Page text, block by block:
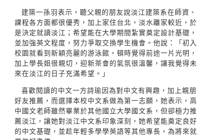
建築一孫羽表示，聽父親的朋友說淡江建築系在師資、
課程各方面都很優秀，加上家住台北，淡水離家較近，於
是決定就讀淡江；希望能在大學期間紮實奠定設計基礎，
並加強英文程度，努力爭取交換學生機會。他說：「初入
校園就看到新穎亮麗的游泳館，頓時覺得前途一片光明，
加上學長姐很親切，迎新茶會的氣氛很溫馨，讓我覺得未
來在淡江的日子充滿希望。」
喜歡閱讀的中文一方詩瑜因為對中文有興趣，加上親朋
好友推薦，而選擇本校中文系做為第一志願，她表示，高
中國文老師雖然畢業於其他國立大學國文系，但卻極力推
薦淡江，讓她對淡江中文系印象深刻，她希望能奠定良好
的中文基礎，並趁年輕多學學英語等其他專長，為將來就